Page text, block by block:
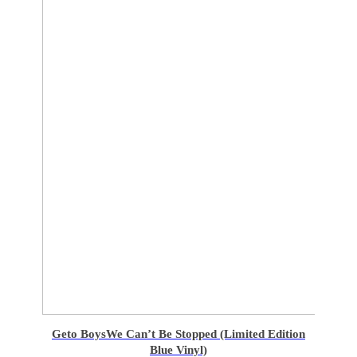
Geto BoysWe Can’t Be Stopped (Limited Edition
Blue Vinyl)